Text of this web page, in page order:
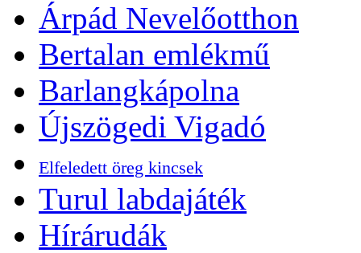
Árpád Nevelőotthon
Bertalan emlékmű
Barlangkápolna
Újszögedi Vigadó
Elfeledett öreg kincsek
Turul labdajáték
Hírárudák